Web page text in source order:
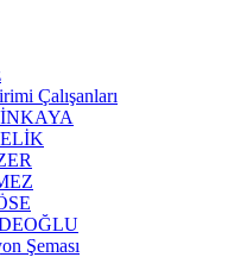
Çalışanları
Şeması